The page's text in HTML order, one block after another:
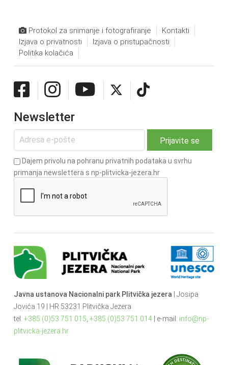
Protokol za snimanje i fotografiranje
Kontakti
Izjava o privatnosti
Izjava o pristupačnosti
Politika kolačića
Newsletter
Dajem privolu na pohranu privatnih podataka u svrhu
primanja newslettera s np-plitvicka-jezera.hr
Javna ustanova Nacionalni park Plitvička jezera | Josipa
Jovića 19 | HR 53231 Plitvička Jezera
tel: +385 (0)53 751 015 +385 (0)53 751 014| e-mail: info@np-
plitvicka-jezera.hr